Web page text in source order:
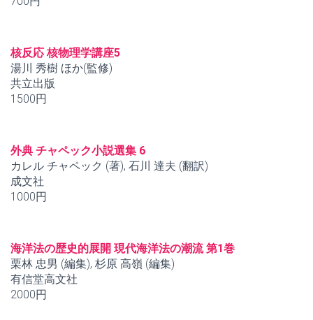
核反応 核物理学講座5
湯川 秀樹 ほか(監修)
共立出版
1500円
外典 チャペック小説選集 6
カレル チャペック (著), 石川 達夫 (翻訳)
成文社
1000円
海洋法の歴史的展開 現代海洋法の潮流 第1巻
栗林 忠男 (編集), 杉原 高嶺 (編集)
有信堂高文社
2000円